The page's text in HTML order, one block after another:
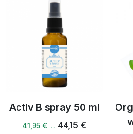
Activ B spray 50 ml
41,95 € … 44,15 €